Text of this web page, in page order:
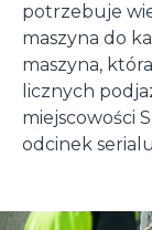
potrzebuje
maszyna do
maszyna,
licznych
miejscowości
odcinek